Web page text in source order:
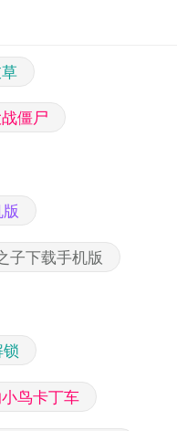
僵尸
子下载手机版
鸟卡丁车